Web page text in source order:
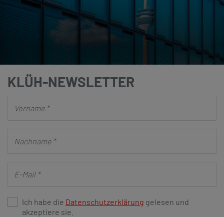
KLÜH-NEWSLETTER
Ich habe die Datenschutzerklärung gelesen und
akzeptiere sie.